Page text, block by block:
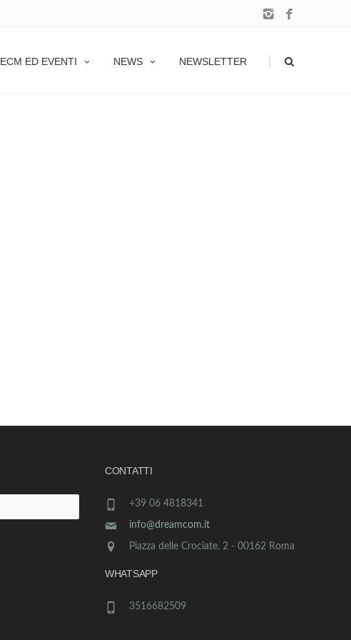
ECM ED EVENTI NEWS NEWSLETTER
CONTATTI
+39 06 4818341
info@dreamcom.it
Piazza delle Crociate, 2 - 00162 Roma
WHATSAPP
3516682509